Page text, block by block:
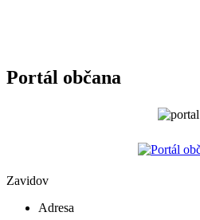
Portál občana
Zavidov
Adresa